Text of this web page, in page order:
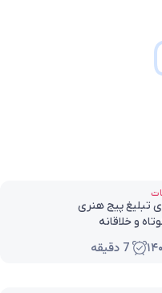
تبلیغ پیج هنری
و خلاقانه
7 دقیقه